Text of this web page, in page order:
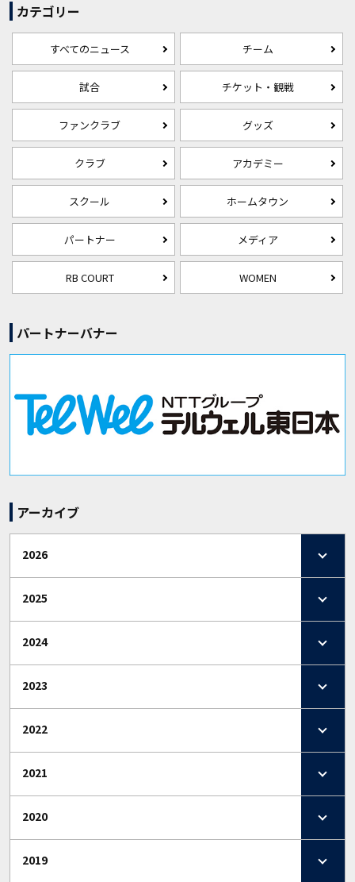
カテゴリー
すべてのニュース チーム
試合 チケット・観戦
ファンクラブ グッズ
クラブ アカデミー
スクール ホームタウン
パートナー メディア
RB COURT WOMEN
パートナーバナー
アーカイブ
2026
2025
2024
2023
2022
2021
2020
2019